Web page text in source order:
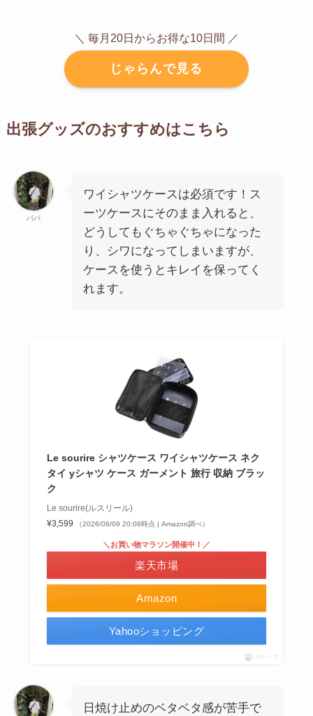
＼ 毎月20日からお得な10日間 ／
じゃらんで見る
出張グッズのおすすめはこちら
パパ
ワイシャツケースは必須です！ス
ーツケースにそのまま入れると、
どうしてもぐちゃぐちゃになった
り、シワになってしまいますが、
ケースを使うとキレイを保ってく
れます。
Le sourire シャツケース ワイシャツケース ネク
タイ yシャツ ケース ガーメント 旅行 収納 ブラッ
ク
Le sourire(ルスリール)
¥3,599
（2026/08/09 20:06時点 | Amazon調べ）
Amazon
＼お買い物マラソン開催中！／
楽天市場
Yahooショッピング
ポチップ
日焼け止めのベタベタ感が苦手で